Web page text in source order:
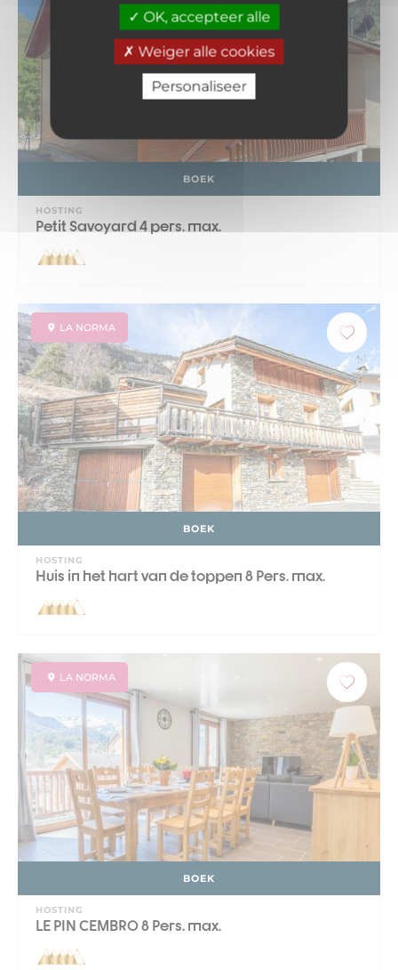
OK, accepteer alle
Weiger alle cookies
Personaliseer
BOEK
HOSTING
Petit Savoyard 4 pers. max.
LA NORMA
BOEK
HOSTING
Huis in het hart van de toppen 8 Pers. max.
LA NORMA
BOEK
HOSTING
LE PIN CEMBRO 8 Pers. max.